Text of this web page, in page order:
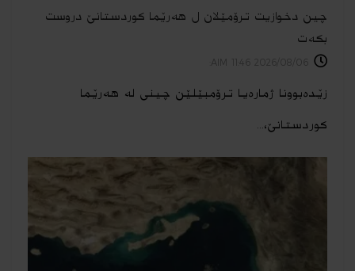
چین دخوازیت ترۆمێلان ل هەرێما كوردستانێ دروست
بكەت
زێدەبوونا ژمارەیا ترۆمبێلێن چینی له هەرێما
كوردستانێ،...